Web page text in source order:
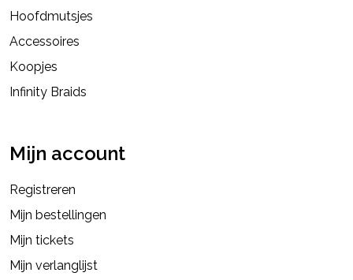
Hoofdmutsjes
Accessoires
Koopjes
Infinity Braids
Mijn account
Registreren
Mijn bestellingen
Mijn tickets
Mijn verlanglijst